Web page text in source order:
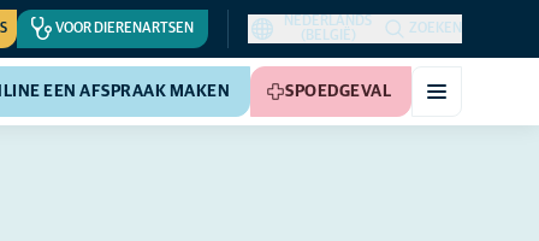
VOOR DIERENARTSEN
NEDERLANDS
(BELGIË)
ZOEKEN
EEN AFSPRAAK MAKEN SPOEDGEVAL